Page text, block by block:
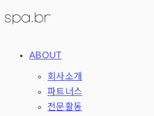
ABOUT
회사소개
파트너스
전문활동